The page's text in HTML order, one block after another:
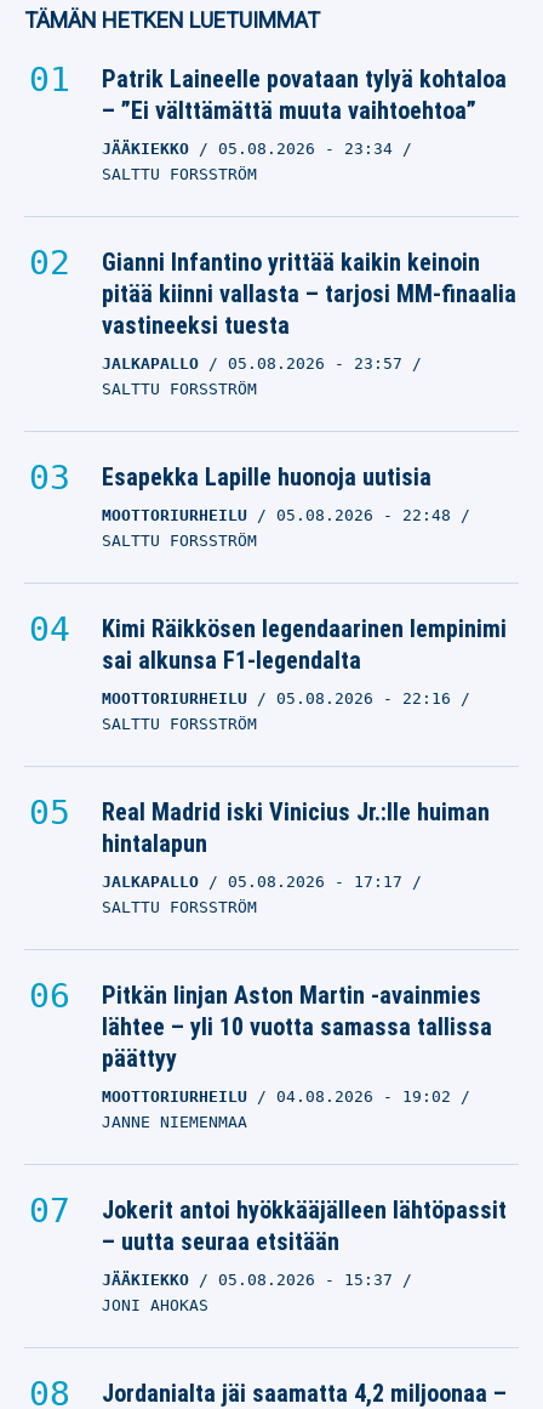
TÄMÄN HETKEN LUETUIMMAT
Patrik Laineelle povataan tylyä kohtaloa
– ”Ei välttämättä muuta vaihtoehtoa”
JÄÄKIEKKO 05.08.2026 - 23:34
SALTTU FORSSTRÖM
Gianni Infantino yrittää kaikin keinoin
pitää kiinni vallasta – tarjosi MM-finaalia
vastineeksi tuesta
JALKAPALLO 05.08.2026 - 23:57
SALTTU FORSSTRÖM
Esapekka Lapille huonoja uutisia
MOOTTORIURHEILU 05.08.2026 - 22:48
SALTTU FORSSTRÖM
Kimi Räikkösen legendaarinen lempinimi
sai alkunsa F1-legendalta
MOOTTORIURHEILU 05.08.2026 - 22:16
SALTTU FORSSTRÖM
Real Madrid iski Vinicius Jr.:lle huiman
hintalapun
JALKAPALLO 05.08.2026 - 17:17
SALTTU FORSSTRÖM
Pitkän linjan Aston Martin -avainmies
lähtee – yli 10 vuotta samassa tallissa
päättyy
MOOTTORIURHEILU 04.08.2026 - 19:02
JANNE NIEMENMAA
Jokerit antoi hyökkääjälleen lähtöpassit
– uutta seuraa etsitään
JÄÄKIEKKO 05.08.2026 - 15:37
JONI AHOKAS
Jordanialta jäi saamatta 4,2 miljoonaa –